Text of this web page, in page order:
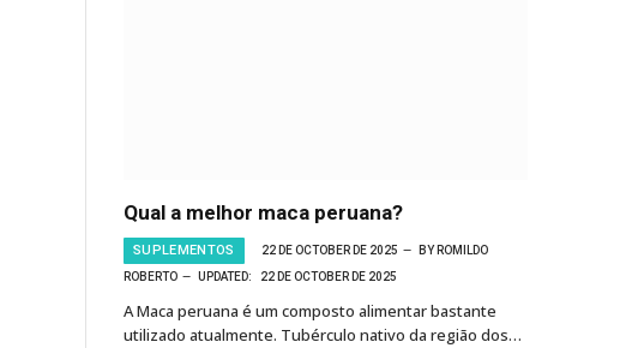
Qual a melhor maca peruana?
SUPLEMENTOS 22 DE OCTOBER DE 2025 BY ROMILDO
ROBERTO
UPDATED: 22 DE OCTOBER DE 2025
A Maca peruana é um composto alimentar bastante
utilizado atualmente. Tubérculo nativo da região dos…